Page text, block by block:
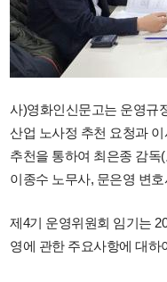
사)영화인신문고는 운영규
산업 노사정 추천 요청과
추천을 통하여 최은종 감독
이종수 노무사, 문은영 변
제4기 운영위원회 임기는
영에 관한 주요사항에 대하